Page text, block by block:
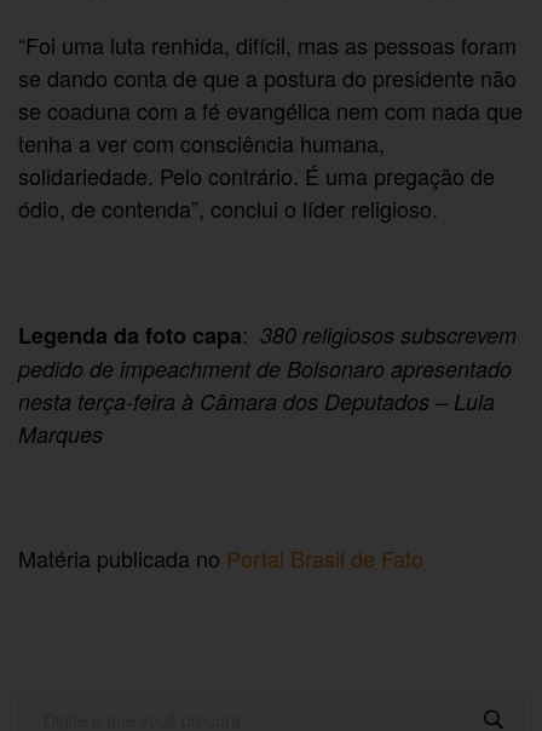
“Foi uma luta renhida, difícil, mas as pessoas foram
se dando conta de que a postura do presidente não
se coaduna com a fé evangélica nem com nada que
tenha a ver com consciência humana,
solidariedade. Pelo contrário. É uma pregação de
ódio, de contenda”, conclui o líder religioso.
Legenda da foto capa:380 religiosos subscrevem
pedido de impeachment de Bolsonaro apresentado
nesta terça-feira à Câmara dos Deputados – Lula
Marques
Matéria publicada no Portal Brasil de Fato